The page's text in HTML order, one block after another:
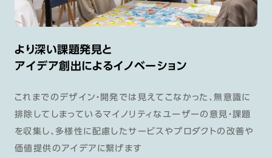
より深い課題発見と
アイデア創出によるイノベーション
これまでのデザイン・開発では見えてこなかった、無意識に
排除してしまっているマイノリティなユーザーの意見・課題
を収集し、多様性に配慮したサービスやプロダクトの改善や
価値提供のアイデアに繋げます